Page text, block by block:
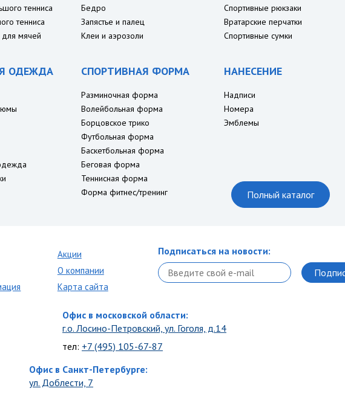
тенниса
тенниса
для мячей
Бедро
Запястье и палец
Клеи и аэрозоли
Спортивные рюкзаки
Вратарские перчатки
Спортивные сумки
ОДЕЖДА СПОРТИВНАЯ ФОРМА
Разминочная форма
Волейбольная форма
Борцовское трико
Футбольная форма
Баскетбольная форма
Беговая форма
Теннисная форма
Форма фитнес/тренинг
НАНЕСЕНИЕ
Надписи
Номера
Эмблемы
Полный каталог
Акции
О компании
Карта сайта
Подписаться на новости:
Офис в московской области:
г.о. Лосино-Петровский, ул. Гоголя, д.14
тел: +7 (495) 105-67-87
Офис в Санкт-Петербурге:
ул. Доблести, 7